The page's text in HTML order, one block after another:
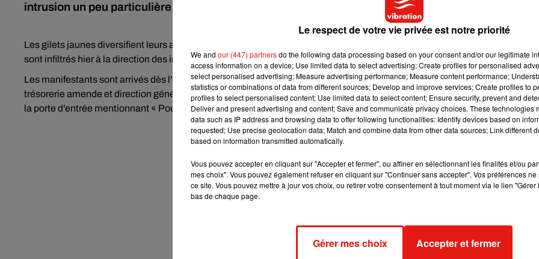
intrusion un peu particulière.
Les gilets jaunes diversifient leurs actions en France afin de se faire entendre. Dans le
sont infiltrés hier à la direction des impôts à Orléans.
Les manifestants sont arrivés dès l’ouverture des services et la direction a fermé les locaux par mesure de sécurité. La
trésorerie amende et direction générale des finances publiques ont été fermées toute la matinée. Un papier a été apposé
la porte d’entrée mentionnant « Pour raison de sécurité, fermeture de l’accueil du public. Présence de gilets jaunes.
Le respect de votre vie privée est notre priorité
We and our (447) partnersdo the following data processing based on your consent and/or our legitimate
access information on a device; Use limited data to select advertising; Create profiles for personalised
select personalised advertising; Measure advertising performance; Measure content performance;
statistics or combinations of data from different sources; Develop and improve services; Create profiles to
profiles to select personalised content; Use limited data to select content; Ensure security, prevent and
Deliver and present advertising and content; Save and communicate privacy choices. These technologies
data such as IP address and browsing data to offer following functionalities: Identify devices based on
requested; Use precise geolocation data; Match and combine data from other data sources; Link different
based on information transmitted automatically.
Vous pouvez accepter en cliquant sur "Accepter et fermer", ou affiner en sélectionnant les finalités et/ou
mes choix". Vous pouvez également refuser en cliquant sur "Continuer sans accepter". Vos préférences
ce site. Vous pouvez mettre à jour vos choix, ou retirer votre consentement à tout moment via le lien
bas de chaque page.
Gérer mes choix Accepter et fermer